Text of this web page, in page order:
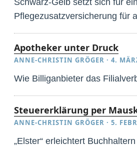
Pflegezusatzversicherung für
Apotheker unter Druck
ANNE-CHRISTIN GRÖGER ·4.
Wie Billiganbieter das
Steuererklärung per
ANNE-CHRISTIN GRÖGER ·5.
„Elster“ erleichtert